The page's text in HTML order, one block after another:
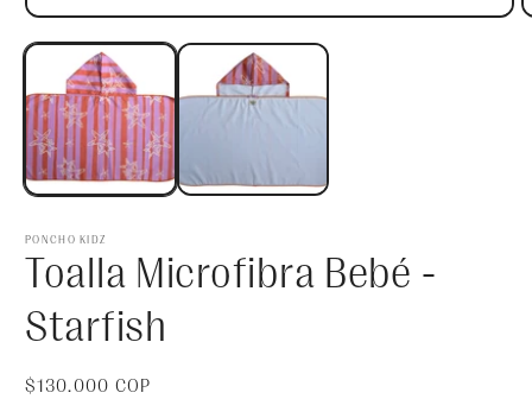
Abrir
elemento
multimedia
en
una
ventana
modal
PONCHO KIDZ
Toalla Microfibra Bebé -
Starfish
Precio
$130.000 COP